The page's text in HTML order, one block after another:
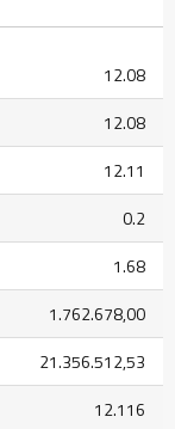
12.08
12.08
12.11
0.2
1.68
1.762.678,00
21.356.512,53
12.116